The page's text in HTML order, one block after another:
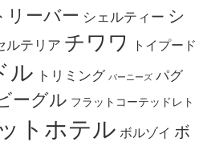
リーバー シェルティー シ
ルテリア チワワ トイプード
ル トリミング バーニーズ パグ
ーグル フラットコーテッドレト
トホテル ボルゾイ ボ